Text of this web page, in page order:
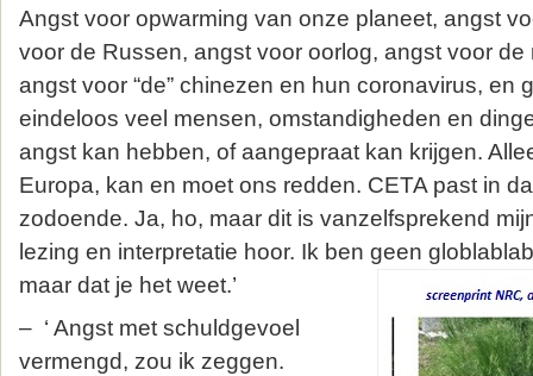
Angst voor opwarming van onze planeet, angst
voor de Russen, angst voor oorlog, angst voor de
angst voor “de” chinezen en hun coronavirus, en
eindeloos veel mensen, omstandigheden en
angst kan hebben, of aangepraat kan krijgen.
Europa, kan en moet ons redden. CETA past in
zodoende. Ja, ho, maar dit is vanzelfsprekend
lezing en interpretatie hoor. Ik ben geen
maar dat je het weet.’
– ‘ Angst met schuldgevoel
vermengd, zou ik zeggen.